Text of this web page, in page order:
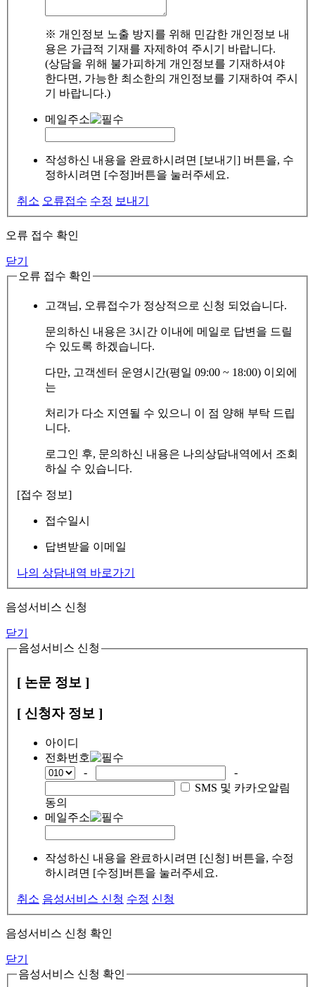
※ 개인정보 노출 방지를 위해 민감한 개인정보 내
용은 가급적 기재를 자제하여 주시기 바랍니다.
(상담을 위해 불가피하게 개인정보를 기재하셔야
한다면, 가능한 최소한의 개인정보를 기재하여 주시
기 바랍니다.)
메일주소
작성하신 내용을 완료하시려면 [보내기] 버튼을, 수
정하시려면 [수정]버튼을 눌러주세요.
취소 오류접수 수정 보내기
오류 접수 확인
닫기
오류 접수 확인
고객님, 오류접수가 정상적으로 신청 되었습니다.
문의하신 내용은 3시간 이내에 메일로 답변을 드릴
수 있도록 하겠습니다.
다만, 고객센터 운영시간(평일 09:00 ~ 18:00) 이외에
는
처리가 다소 지연될 수 있으니 이 점 양해 부탁 드립
니다.
로그인 후, 문의하신 내용은 나의상담내역에서 조회
하실 수 있습니다.
[접수 정보]
접수일시
답변받을 이메일
나의 상담내역 바로가기
음성서비스 신청
닫기
음성서비스 신청
[ 논문 정보 ]
[ 신청자 정보 ]
아이디
전화번호
-
-
SMS 및 카카오알림
동의
메일주소
작성하신 내용을 완료하시려면 [신청] 버튼을, 수정
하시려면 [수정]버튼을 눌러주세요.
취소 음성서비스 신청 수정 신청
음성서비스 신청 확인
닫기
음성서비스 신청 확인